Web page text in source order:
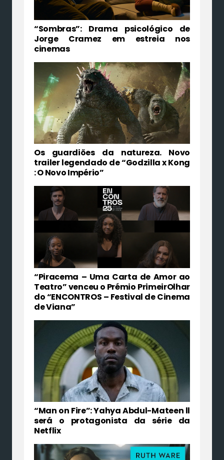
“Sombras”: Drama psicológico de
Jorge Cramez em estreia nos
cinemas
Os guardiões da natureza. Novo
trailer legendado de “Godzilla x Kong
: O Novo Império”
“Piracema – Uma Carta de Amor ao
Teatro” venceu o Prémio PrimeirOlhar
do “ENCONTROS – Festival de Cinema
de Viana”
“Man on Fire”: Yahya Abdul-Mateen ll
será o protagonista da série da
Netflix